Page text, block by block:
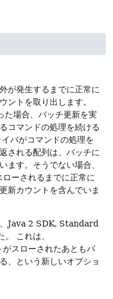
が発生するまでに正常に
ントを取り出します。
た場合、バッチ更新を実
コマンドの処理を続ける
イバがコマンドの処理を
される配列は、バッチに
ます。そうでない場合、
ローされるまでに正常に
新カウントを含んでいま
、Java 2 SDK, Standard
これは、
がスローされたあともバ
、という新しいオプショ